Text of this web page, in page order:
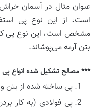
عنوان مثال در آسمان
است، از این نوع پی
مشخص است، این نوع پی
بتن آرمه می‌پوشاند.
*** مصالح تشکیل شده انواع پی
پی ساخته شده از بتن
پی فولادی (به کار